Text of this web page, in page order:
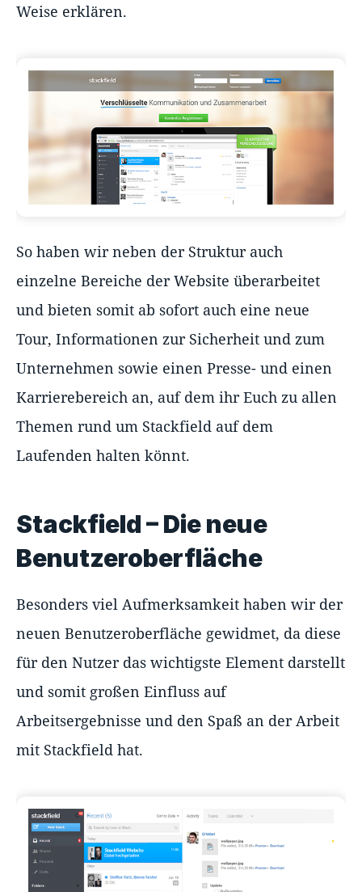
Weise erklären.
So haben wir neben der Struktur auch
einzelne Bereiche der Website überarbeitet
und bieten somit ab sofort auch eine neue
Tour, Informationen zur Sicherheit und zum
Unternehmen sowie einen Presse- und einen
Karrierebereich an, auf dem ihr Euch zu allen
Themen rund um Stackfield auf dem
Laufenden halten könnt.
Stackfield – Die neue
Benutzeroberfläche
Besonders viel Aufmerksamkeit haben wir der
neuen Benutzeroberfläche gewidmet, da diese
für den Nutzer das wichtigste Element darstellt
und somit großen Einfluss auf
Arbeitsergebnisse und den Spaß an der Arbeit
mit Stackfield hat.